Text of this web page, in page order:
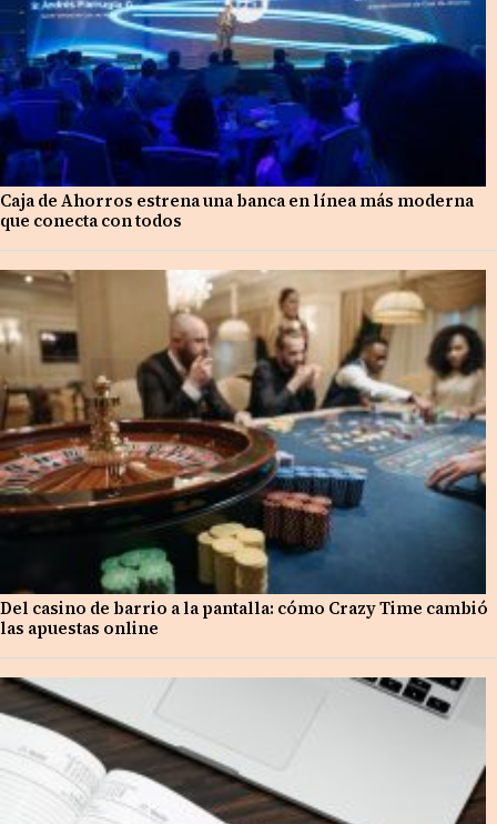
Caja de Ahorros estrena una banca en línea más moderna
que conecta con todos
Del casino de barrio a la pantalla: cómo Crazy Time cambió
las apuestas online